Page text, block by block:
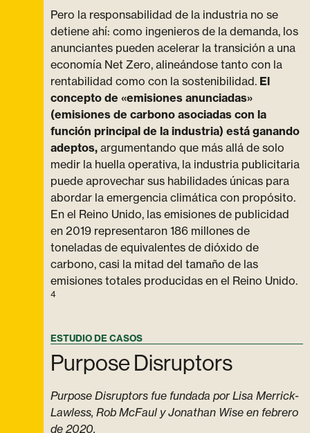
Pero la responsabilidad de la industria no se
detiene ahí: como ingenieros de la demanda, los
anunciantes pueden acelerar la transición a una
economía Net Zero, alineándose tanto con la
rentabilidad como con la sostenibilidad. El
concepto de «emisiones anunciadas»
(emisiones de carbono asociadas con la
función principal de la industria) está ganando
adeptos,argumentando que más allá de solo
medir la huella operativa, la industria publicitaria
puede aprovechar sus habilidades únicas para
abordar la emergencia climática con propósito.
En el Reino Unido, las emisiones de publicidad
en 2019 representaron 186 millones de
toneladas de equivalentes de dióxido de
carbono, casi la mitad del tamaño de las
emisiones totales producidas en el Reino Unido.
4
ESTUDIO DE CASOS
Purpose Disruptors
Purpose Disruptors fue fundada por Lisa Merrick-
Lawless, Rob McFaul y Jonathan Wise en febrero
de 2020.